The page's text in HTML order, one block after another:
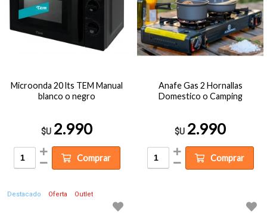
Microonda 20 lts TEM Manual
blanco o negro
$U 2.990
Comprar
Anafe Gas 2 Hornallas
Domestico o Camping
$U 2.990
Comprar
Destacado Oferta Outlet